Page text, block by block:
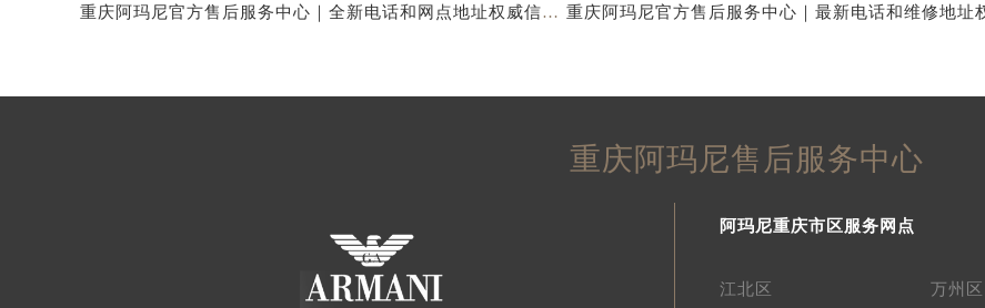
重庆阿玛尼官方售后服务中心｜全新电话和网点地址权威信息公示（2026年7月最新）
重庆阿玛尼售后服务中心
阿玛尼重庆市区服务网点
江北区 万州区